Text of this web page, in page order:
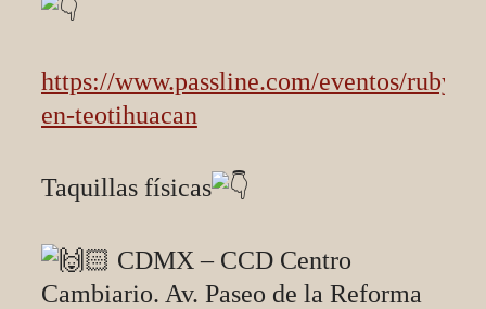
https://www.passline.com/eventos/
en-teotihuacan
Taquillas físicas
CDMX – CCD Centro
Cambiario. Av. Paseo de la Reforma